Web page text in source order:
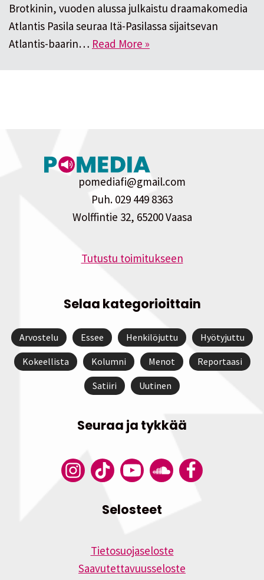
Brotkinin, vuoden alussa julkaistu draamakomedia
Atlantis Pasila seuraa Itä-Pasilassa sijaitsevan
Atlantis-baarin… Read More »
pomediafi@gmail.com
Puh. 029 449 8363
Wolffintie 32, 65200 Vaasa
Tutustu toimitukseen
Selaa kategorioittain
Arvostelu Essee Henkilöjuttu Hyötyjuttu
Kokeellista Kolumni Menot Reportaasi
Satiiri Uutinen
Seuraa ja tykkää
Selosteet
Tietosuojaseloste
Saavutettavuusseloste